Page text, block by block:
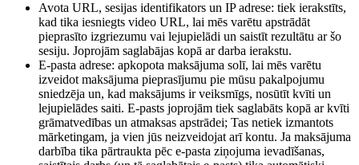
Avota URL, sesijas identifikators un IP adrese: tiek ierakstīts,
kad tika iesniegts video URL, lai mēs varētu apstrādāt
pieprasīto izgriezumu vai lejupielādi un saistīt rezultātu ar šo
sesiju. Joprojām saglabājas kopā ar darba ierakstu.
E-pasta adrese: apkopota maksājuma solī, lai mēs varētu
izveidot maksājuma pieprasījumu pie mūsu pakalpojumu
sniedzēja un, kad maksājums ir veiksmīgs, nosūtīt kvīti un
lejupielādes saiti. E-pasts joprojām tiek saglabāts kopā ar kvīti
grāmatvedības un atmaksas apstrādei; Tas netiek izmantots
mārketingam, ja vien jūs neizveidojat arī kontu. Ja maksājuma
darbība tika pārtraukta pēc e-pasta ziņojuma ievadīšanas,